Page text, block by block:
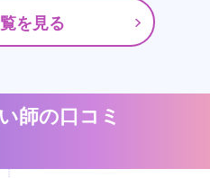
を見る
師の口コミ